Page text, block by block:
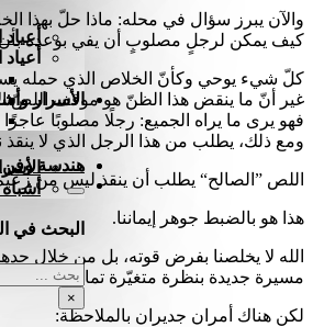
الأسرار
هندسة وفن
البحث في
بحث
×
والآن يبرز سؤال في محله: ماذا حلّ بهذا
كيف يمكن لرجلٍ مصلوبٍ أن يفي بوعده بأن
كلّ شيء يوحي وكأنّ الخلاص الذي حمله
غير أنّ ما ينقض هذا الظنّ هو موقف اللصّ
فهو يرى ما يراه الجميع: رجلًا مصلوبًا
ومع ذلك، يطلب من هذا الرجل الذي لا ينقذ
اللص ”الصالح“ يطلب أن ينقذ ليس من
هذا هو بالضبط جوهر إيماننا.
الله لا يخلصنا بفرض قوته، بل من خلال
مسيرة جديدة بنظرة متغيّرة تمامًا.
لكن هناك أمران جديران بالملاحظة: